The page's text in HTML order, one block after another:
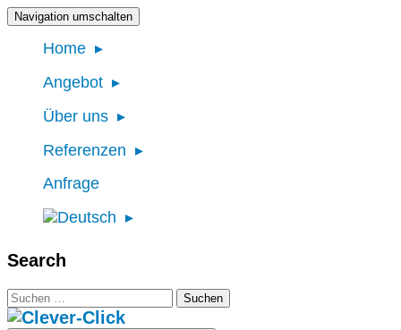
Navigation umschalten
Home
Angebot
Über uns
Referenzen
Anfrage
Search
Suchen
nach: